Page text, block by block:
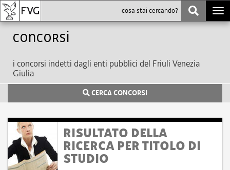
Concorsi
i concorsi indetti dagli enti pubblici del Friuli Venezia
Giulia
CERCA CONCORSI
RISULTATO DELLA
RICERCA PER TITOLO DI
STUDIO